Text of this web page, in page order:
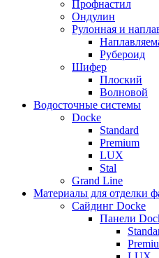
Профнастил
Ондулин
Рулонная и
Рубероид
Шифер
Плоский
Волновой
Водосточные системы
Docke
Standard
Premium
LUX
Stal
Grand Line
Материалы для отделки
Сайдинг Docke
Панели